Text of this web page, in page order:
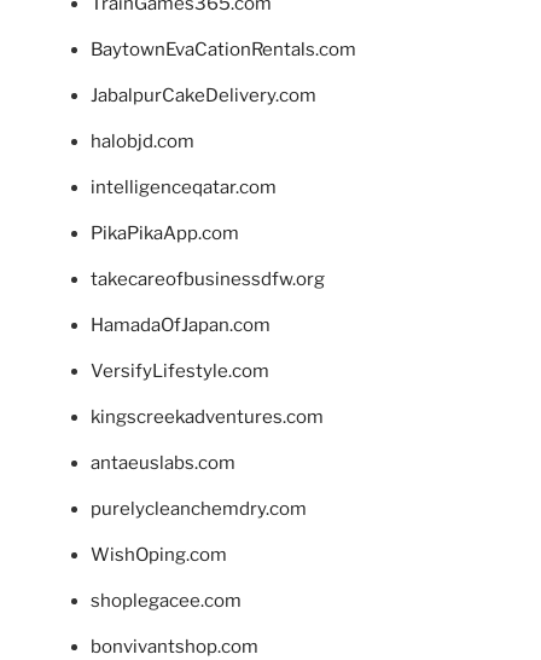
BaytownEvaCationRentals.com
JabalpurCakeDelivery.com
halobjd.com
intelligenceqatar.com
PikaPikaApp.com
takecareofbusinessdfw.org
HamadaOfJapan.com
VersifyLifestyle.com
kingscreekadventures.com
antaeuslabs.com
purelycleanchemdry.com
WishOping.com
shoplegacee.com
bonvivantshop.com